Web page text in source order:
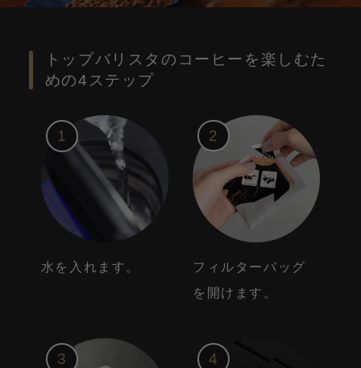
トップバリスタのコーヒーを楽しむた
めの4ステップ
1
水を入れます。
2
フィルターバッグ
を開けます。
3 4